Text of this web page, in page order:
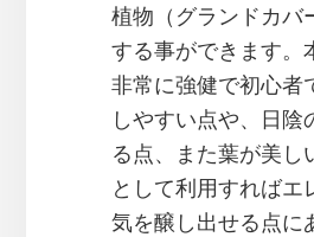
植物（グランドカバ
する事ができます。
非常に強健で初心者
しやすい点や、日陰
る点、また葉が美し
として利用すればエ
気を醸し出せる点に